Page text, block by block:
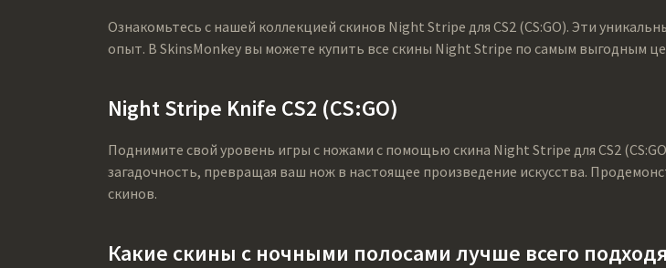
Ознакомьтесь с нашей коллекцией скинов Night Stripe для CS2 (CS:GO). Эти
опыт. В SkinsMonkey вы можете купить все скины Night Stripe по самым выгодным
Night Stripe Knife CS2 (CS:GO)
Поднимите свой уровень игры с ножами с помощью скина Night Stripe для CS2
загадочность, превращая ваш нож в настоящее произведение искусства.
скинов.
Какие скины с ночными полосами лучше всего